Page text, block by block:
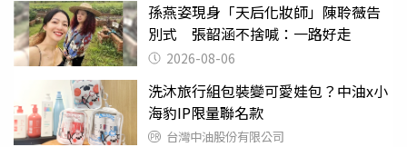
孫燕姿現身「天后化妝師」陳聆薇告
別式 張韶涵不捨喊：一路好走
2026-08-06
洗沐旅行組包裝變可愛娃包？中油x小
海豹IP限量聯名款
台灣中油股份有限公司